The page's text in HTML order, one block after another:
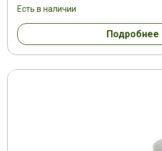
Есть в наличии
Подробнее